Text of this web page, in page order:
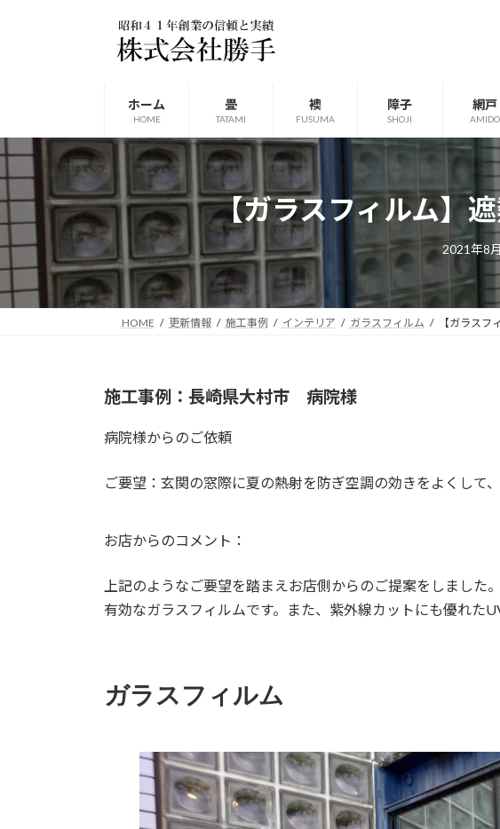
ス
キ
ッ
プ
ン
に
移
動
ホーム
HOME
畳
TATAMI
襖
FUSUMA
障子
SHOJI
網戸
AMIDO
【ガラスフィルム】
2021年8
HOME 更新情報 施工事例 インテリア ガラスフィルム 【ガラスフ
施工事例：長崎県大村市 病院様
病院様からのご依頼
ご要望：玄関の窓際に夏の熱射を防ぎ空調の効きをよくして
お店からのコメント：
上記のようなご要望を踏まえお店側からのご提案をしまし
有効なガラスフィルムです。また、紫外線カットにも優れた
ガラスフィルム